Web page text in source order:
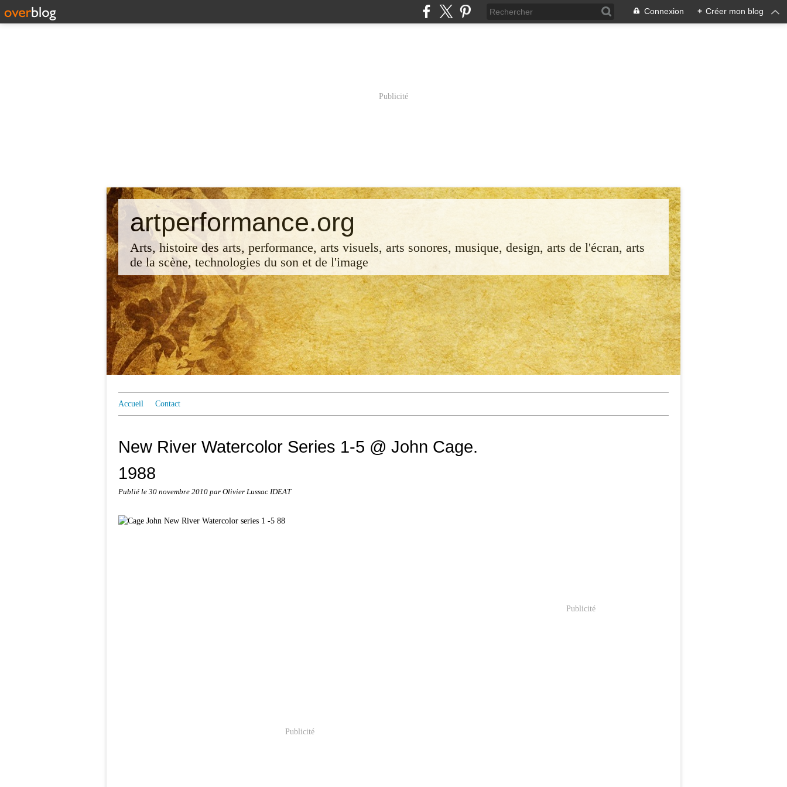
Connexion + Créer mon blog
Publicité
artperformance.org
Arts, histoire des arts, performance, arts visuels, arts sonores, musique, design, arts de l'écran, arts
de la scène, technologies du son et de l'image
Accueil Contact
New River Watercolor Series 1-5 @ John Cage.
1988
Publié le 30 novembre 2010 par Olivier Lussac IDEAT
Publicité
Publicité